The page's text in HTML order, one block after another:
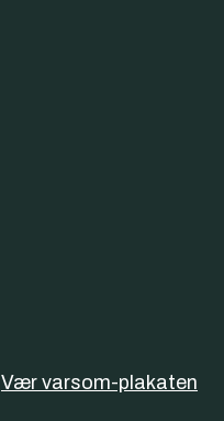
Vær varsom-plakaten